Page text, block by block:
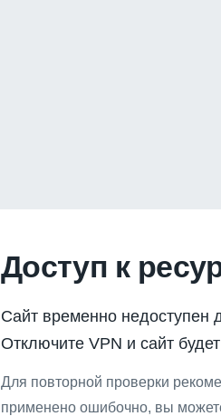
Доступ к
Сайт временно недоступен
Отключите VPN и сайт
Для повторной проверки
применено ошибочно, вы